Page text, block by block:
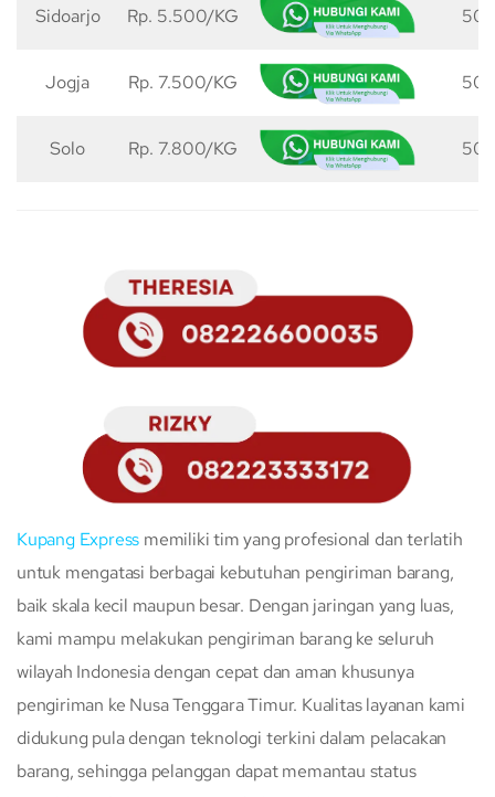
Sidoarjo Rp. 5.500/KG 50
Jogja Rp. 7.500/KG 50
Solo Rp. 7.800/KG 50
Kupang Express memiliki tim yang profesional dan terlatih
untuk mengatasi berbagai kebutuhan pengiriman barang,
baik skala kecil maupun besar. Dengan jaringan yang luas,
kami mampu melakukan pengiriman barang ke seluruh
wilayah Indonesia dengan cepat dan aman khusunya
pengiriman ke Nusa Tenggara Timur. Kualitas layanan kami
didukung pula dengan teknologi terkini dalam pelacakan
barang, sehingga pelanggan dapat memantau status